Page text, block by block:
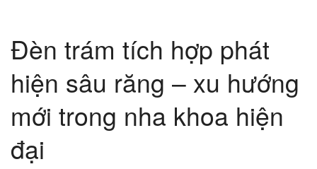
Đèn trám tích hợp phát
hiện sâu răng – xu hướng
mới trong nha khoa hiện
đại